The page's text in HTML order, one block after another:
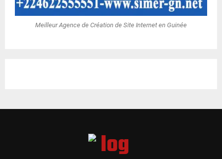
Meilleur Agence de Création de Site Internet en Guinée